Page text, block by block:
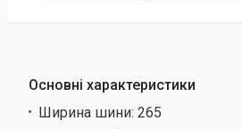
Основні характеристики
Ширина шини: 265